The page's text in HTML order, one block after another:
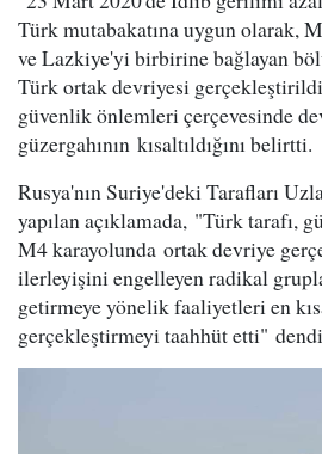
Türk mutabakatına uygun olarak,
ve Lazkiye'yi birbirine bağlayan
Türk ortak devriyesi
güvenlik önlemleri çerçevesinde
güzergahının kısaltıldığını belirtti.
Rusya'nın Suriye'deki Tarafları
yapılan açıklamada, "Türk tarafı,
M4 karayolunda ortak devriye
ilerleyişini engelleyen radikal
getirmeye yönelik faaliyetleri en
gerçekleştirmeyi taahhüt etti"